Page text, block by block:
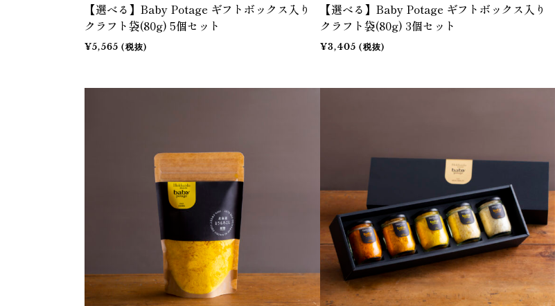
【選べる】Baby Potage ギフトボックス入り
クラフト袋(80g) 5個セット
¥5,565 (税抜)
【選べる】Baby Potage ギフトボックス入り
クラフト袋(80g) 3個セット
¥3,405 (税抜)